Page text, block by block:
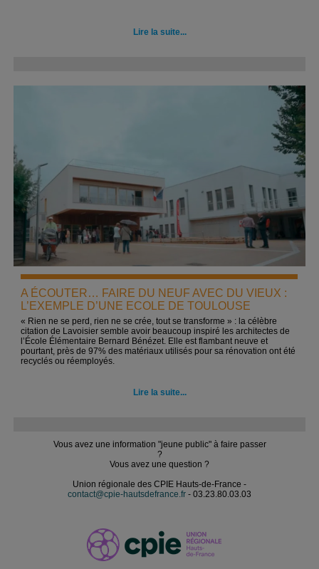
Lire la suite...
A ÉCOUTER… FAIRE DU NEUF AVEC DU VIEUX :
L’EXEMPLE D’UNE ECOLE DE TOULOUSE
« Rien ne se perd, rien ne se crée, tout se transforme » : la célèbre
citation de Lavoisier semble avoir beaucoup inspiré les architectes de
l’École Élémentaire Bernard Bénézet. Elle est flambant neuve et
pourtant, près de 97% des matériaux utilisés pour sa rénovation ont été
recyclés ou réemployés.
Lire la suite...
Vous avez une information "jeune public" à faire passer
?
Vous avez une question ?
Union régionale des CPIE Hauts-de-France -
contact@cpie-hautsdefrance.fr - 03.23.80.03.03